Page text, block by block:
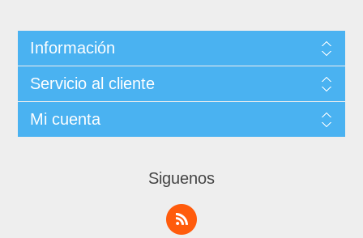
Información
Servicio al cliente
Mi cuenta
Siguenos